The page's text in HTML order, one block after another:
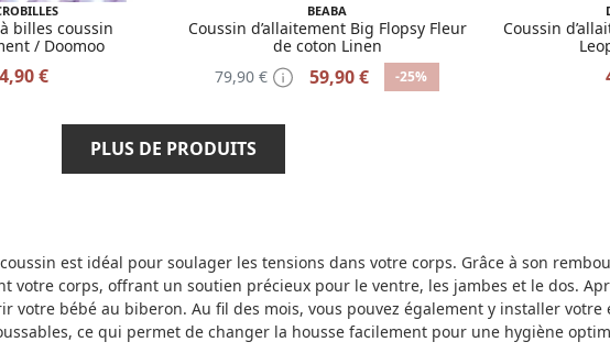
billes coussin
/ Doomoo
€
BEABA
Coussin d’allaitement Big Flopsy Fleur
de coton Linen
79,90 €
59,90 € -25%
Coussin
PLUS DE PRODUITS
est idéal pour soulager les tensions dans votre corps. Grâce à son
votre corps, offrant un soutien précieux pour le ventre, les jambes et le dos.
votre bébé au biberon. Au fil des mois, vous pouvez également y installer votre
ce qui permet de changer la housse facilement pour une hygiène